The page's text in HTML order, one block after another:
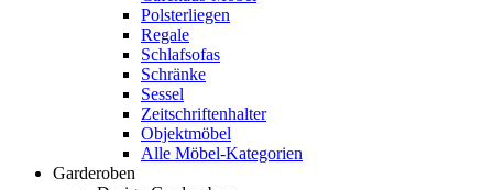
Polsterliegen
Regale
Schlafsofas
Schränke
Sessel
Zeitschriftenhalter
Objektmöbel
Alle Möbel-Kategorien
Garderoben